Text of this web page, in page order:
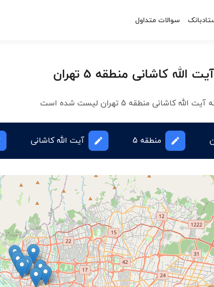
سوالات متداول
کاشانی منطقه 5 تهران
منطقه 5 تهران لیست شده است
منطقه 5 آیت الله کاشانی